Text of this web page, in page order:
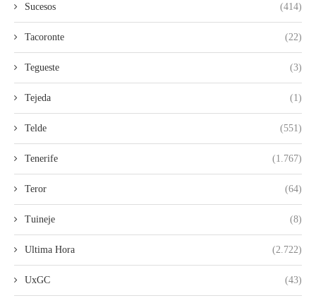
Sucesos (414)
Tacoronte (22)
Tegueste (3)
Tejeda (1)
Telde (551)
Tenerife (1.767)
Teror (64)
Tuineje (8)
Ultima Hora (2.722)
UxGC (43)